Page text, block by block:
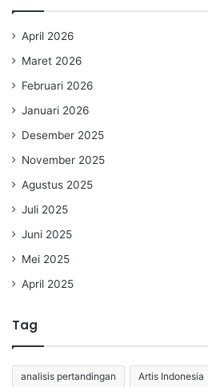
April 2026
Maret 2026
Februari 2026
Januari 2026
Desember 2025
November 2025
Agustus 2025
Juli 2025
Juni 2025
Mei 2025
April 2025
Tag
analisis pertandingan Artis Indonesia